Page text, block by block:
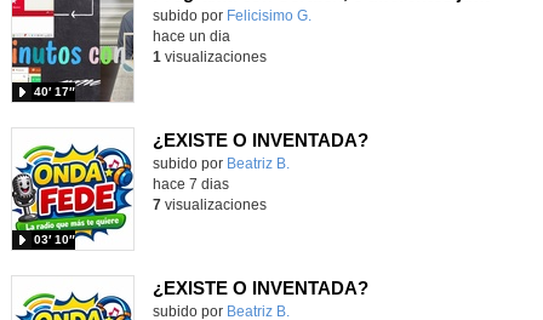
Contenido educativo.
subido por Felicisimo G.
40′ 17″
hace un dia
1 visualizaciones
¿EXISTE O INVENTADA?
Contenido educativo.
subido por Beatriz B.
03′ 10″
hace 7 dias
7visualizaciones
¿EXISTE O INVENTADA?
Contenido educativo.
subido por Beatriz B.